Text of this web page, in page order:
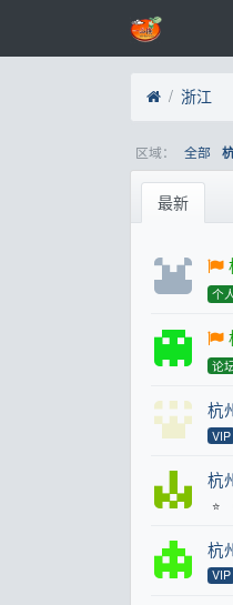
浙江
区域： 全部
最新
个
论
杭
VIP
杭
⭐
杭
VIP